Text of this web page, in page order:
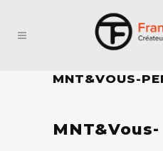
MNT&VOUS-
MNT&Vous-